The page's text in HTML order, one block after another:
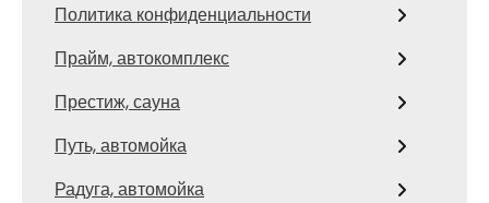
Политика конфиденциальности
Прайм, автокомплекс
Престиж, сауна
Путь, автомойка
Радуга, автомойка